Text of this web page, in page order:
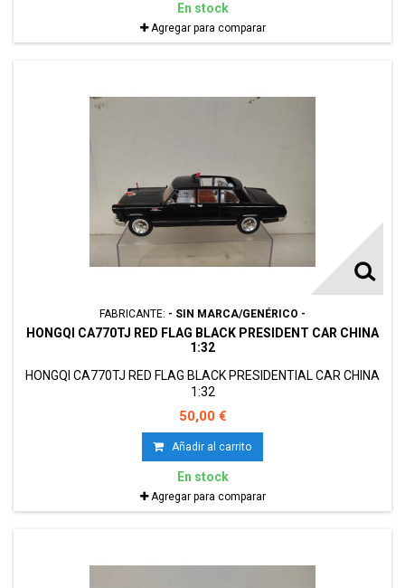
En stock
Agregar para comparar
FABRICANTE: - SIN MARCA/GENÉRICO -
HONGQI CA770TJ RED FLAG BLACK PRESIDENT CAR CHINA
1:32
HONGQI CA770TJ RED FLAG BLACK PRESIDENTIAL CAR CHINA
1:32
50,00 €
Añadir al carrito
En stock
Agregar para comparar